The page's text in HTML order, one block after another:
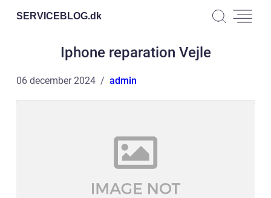
SERVICEBLOG.dk
Iphone reparation Vejle
06 december 2024 admin